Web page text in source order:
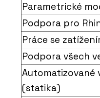
Parametrické
Podpora pro
Práce se
Podpora všech
(statika)